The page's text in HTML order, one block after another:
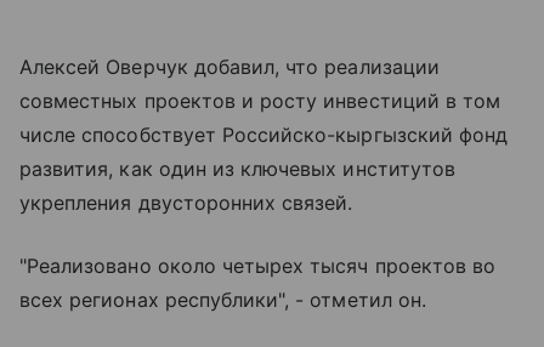
Алексей Оверчук добавил, что реализации
совместных проектов и росту инвестиций в том
числе способствует Российско-кыргызский фонд
развития, как один из ключевых институтов
укрепления двусторонних связей.
"Реализовано около четырех тысяч проектов во
всех регионах республики", - отметил он.